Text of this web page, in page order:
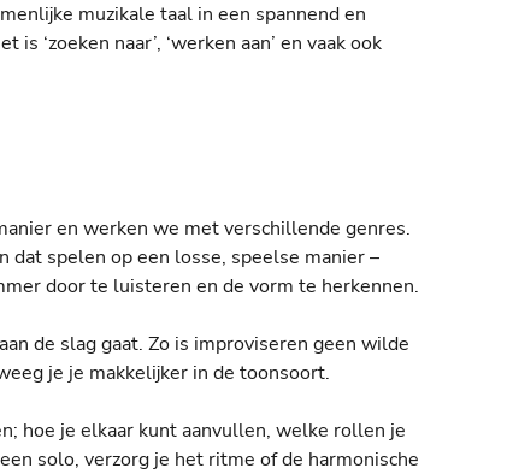
muzikale taal in een spannend en
‘zoeken naar’, ‘werken aan’ en vaak ook
en werken we met verschillende genres.
dat spelen op een losse, speelse manier –
door te luisteren en de vorm te herkennen.
de slag gaat. Zo is improviseren geen wilde
je je makkelijker in de toonsoort.
hoe je elkaar kunt aanvullen, welke rollen je
solo, verzorg je het ritme of de harmonische